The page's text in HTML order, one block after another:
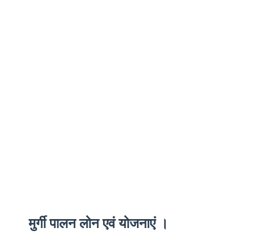
मुर्गी पालन लोन एवं योजनाएं ।